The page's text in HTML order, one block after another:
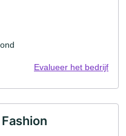
Evalueer het bedrijf